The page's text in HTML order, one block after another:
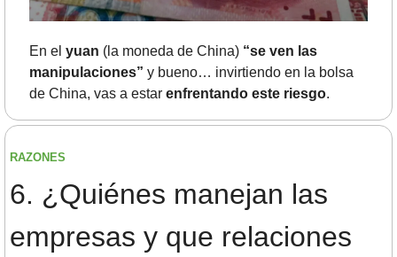
En el yuan (la moneda de China) “se ven las
manipulaciones” y bueno… invirtiendo en la bolsa
de China, vas a estar enfrentando este riesgo.
RAZONES
6.	¿Quiénes manejan las
empresas y que relaciones